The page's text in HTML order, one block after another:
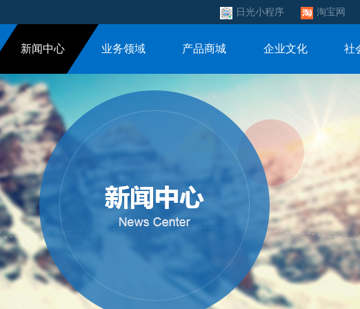
日光小程序 淘宝网
新闻中心 业务领域 产品商城 企业文化 社